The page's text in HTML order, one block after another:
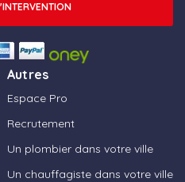
Autres
Espace Pro
Recrutement
Un plombier dans votre ville
Un chauffagiste dans votre ville